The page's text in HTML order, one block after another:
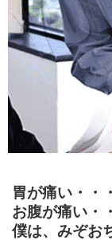
胃が痛い・・
お腹が痛い・
僕は、みぞお